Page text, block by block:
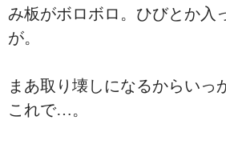
み板がボロボロ。ひびとか入
が。
まあ取り壊しになるからいっ
これで…。